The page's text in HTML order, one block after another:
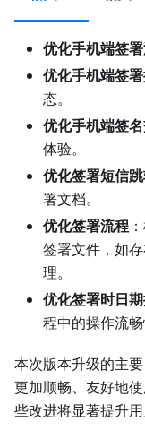
优化手机端签
优化手机端签
态。
优化手机端签
体验。
优化签署短信
署文档。
优化签署流程
签署文件，如
理。
优化签署时日
程中的操作流畅
本次版本升级的主
更加顺畅、友好地
些改进将显著提升用